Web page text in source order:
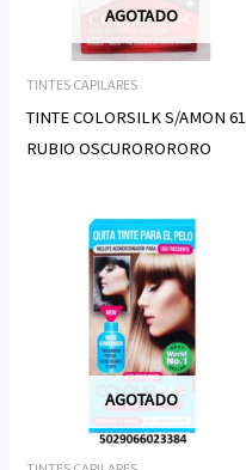
AGOTADO
TINTES CAPILARES
TINTE COLORSILK S/AMON 61
RUBIO OSCURORORORO
AGOTADO